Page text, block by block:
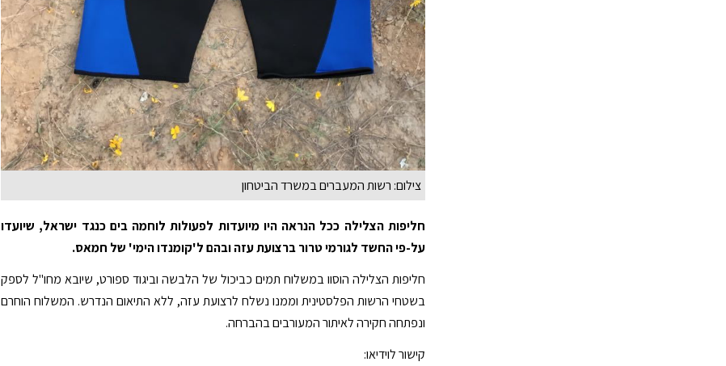
צילום: רשות המעברים במשרד הביטחון
חליפות הצלילה ככל הנראה היו מיועדות לפעולות לוחמה בים כנגד ישראל, שיועדו
על-פי החשד לגורמי טרור ברצועת עזה ובהם ל'קומנדו הימי' של חמאס.
חליפות הצלילה הוסוו במשלוח תמים כביכול של הלבשה וביגוד ספורט, שיובא מחו"ל לספק
בשטחי הרשות הפלסטינית וממנו נשלח לרצועת עזה, ללא התיאום הנדרש. המשלוח הוחרם
ונפתחה חקירה לאיתור המעורבים בהברחה.
קישור לוידיאו: